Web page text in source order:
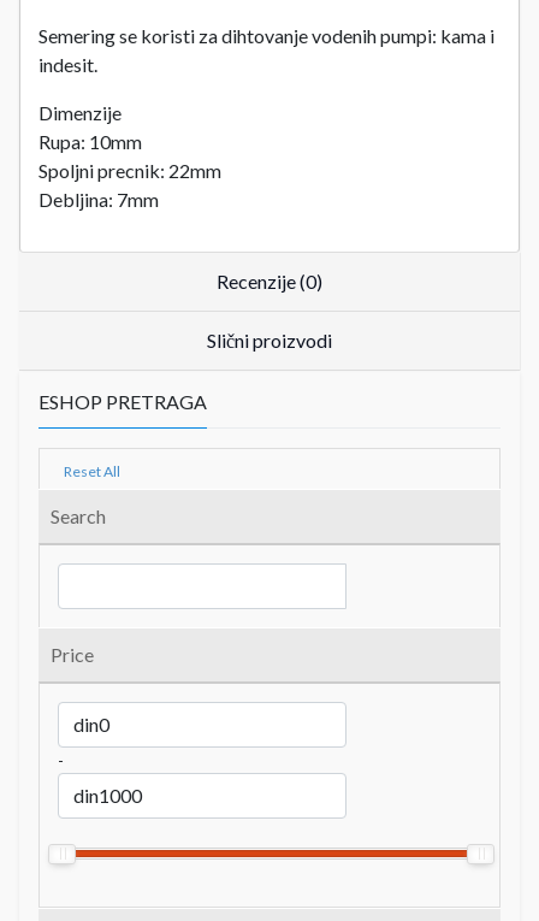
Semering se koristi za dihtovanje vodenih pumpi: kama i
indesit.
Dimenzije
Rupa: 10mm
Spoljni precnik: 22mm
Debljina: 7mm
Recenzije (0)
Slični proizvodi
ESHOP PRETRAGA
Reset All
Search
Price
-